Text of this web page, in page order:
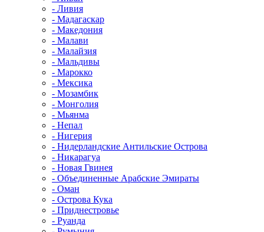
- Ливия
- Мадагаскар
- Македония
- Малави
- Малайзия
- Мальдивы
- Марокко
- Мексика
- Мозамбик
- Монголия
- Мьянма
- Непал
- Нигерия
- Нидерландские Антильские Острова
- Никарагуа
- Новая Гвинея
- Объединенные Арабские Эмираты
- Оман
- Острова Кука
- Приднестровье
- Руанда